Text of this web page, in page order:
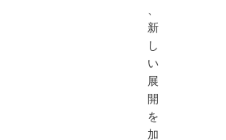
新
し
い
展
開
を
加